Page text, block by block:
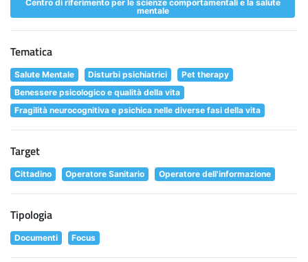
Centro di riferimento per le scienze comportamentali e la salute
mentale
Tematica
Salute Mentale Disturbi psichiatrici
Pet therapy
Benessere psicologico e qualità della vita
Fragilità neurocognitiva e psichica nelle diverse fasi della vita
Target
Cittadino Operatore Sanitario Operatore dell'informazione
Tipologia
Documenti Focus